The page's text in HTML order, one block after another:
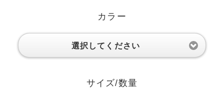
カラー
選択してください
サイズ/数量